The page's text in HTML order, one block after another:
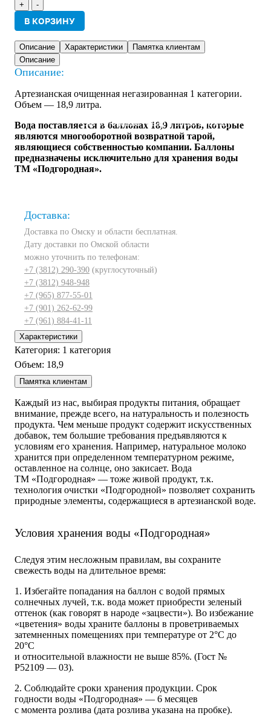
Вы отложилиТоварв свою корзину.
+ -
В КОРЗИНУ
Описание Характеристики
Памятка клиентам
Описание
Описание:
Артезианская очищенная негазированная 1 категории.
Объем — 18,9 литра.
Вода поставляется в баллонах 18,9 литров, которые
являются многооборотной возвратной тарой,
являющиеся собственностью компании. Баллоны
предназначены исключительно для хранения воды
ТМ «Подгородная».
Доставка:
Доставка по Омску и области бесплатная.
Дату доставки по Омской области
можно уточнить по телефонам:
+7 (3812) 290-390 (круглосуточный)
+7 (3812) 948-948
+7 (965) 877-55-01
+7 (901) 262-62-99
+7 (961) 884-41-11
Характеристики
Категория: 1 категория
Объем: 18,9
Памятка клиентам
Каждый из нас, выбирая продукты питания, обращает
внимание, прежде всего, на натуральность и полезность
продукта. Чем меньше продукт содержит искусственных
добавок, тем большие требования предъявляются к
условиям его хранения. Например, натуральное молоко
хранится при определенном температурном режиме,
оставленное на солнце, оно закисает. Вода
ТМ «Подгородная» — тоже живой продукт, т.к.
технология очистки «Подгородной» позволяет сохранить
природные элементы, содержащиеся в артезианской воде.
Условия хранения воды «Подгородная»
Следуя этим несложным правилам, вы сохраните
свежесть воды на длительное время:
1. Избегайте попадания на баллон с водой прямых
солнечных лучей, т.к. вода может приобрести зеленый
оттенок (как говорят в народе «зацвести»). Во избежание
«цветения» воды храните баллоны в проветриваемых
затемненных помещениях при температуре от 2°С до
20°С
и относительной влажности не выше 85%. (Гост №
Р52109 — 03).
2. Соблюдайте сроки хранения продукции. Срок
годности воды «Подгородная» — 6 месяцев
с момента розлива (дата розлива указана на пробке).